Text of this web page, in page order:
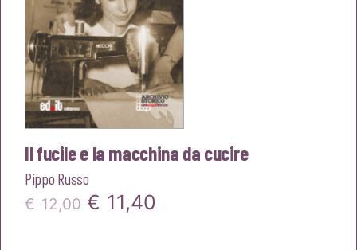
Il fucile e la macchina da cucire
Pippo Russo
€ 12,00 Il
€ 11,40